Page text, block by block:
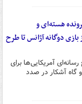
هسته‌ای و
دوگانه آژانس تا طرح
آمریکایی‌ها برای
گاه آشکار در صدد